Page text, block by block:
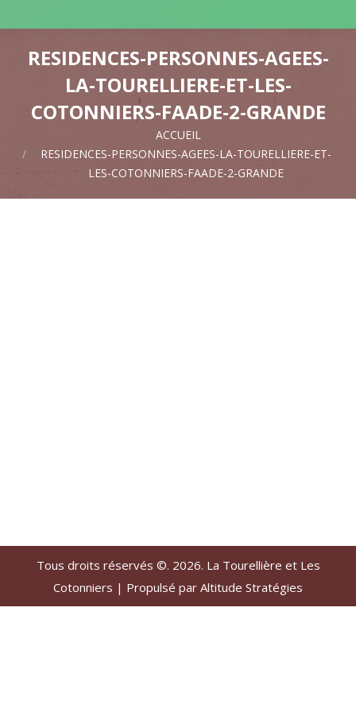
RESIDENCES-PERSONNES-AGEES-
LA-TOURELLIERE-ET-LES-
COTONNIERS-FAADE-2-GRANDE
ACCUEIL
RESIDENCES-PERSONNES-AGEES-LA-TOURELLIERE-ET-
LES-COTONNIERS-FAADE-2-GRANDE
Tous droits réservés ©. 2026. La Tourellière et Les
Cotonniers | Propulsé par Altitude Stratégies